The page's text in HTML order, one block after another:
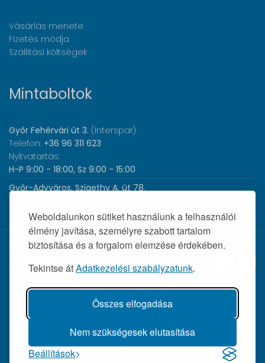
Weboldalunkon sütiket használunk a felhasználói
élmény javítása, személyre szabott tartalom
biztosítása és a forgalom elemzése érdekében.
Tekintse átAdatkezelési szabályzatunk.
Összes elfogadása
Nem szükségesek elutasítása
Beállítások
Vásárlás menete
Fizetés módja
Szállítási költségek
Mintaboltok
Győr Fehérvári út 3. (Interspar)
Telefon: +36 96 311 623
Nyitvatartás:
H-P 9:00 - 18:00, Sz 9:00 - 15:00
Győr-Adyváros, Szigethy A. út 78.
Telefon:
Nyitvatartás:H-P 8:00 - 17:00
© 2026 Wolf Orvosi Műszer Kft. |